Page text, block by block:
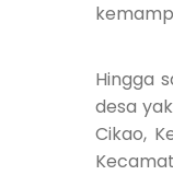
Hingga
desa
Cikao,